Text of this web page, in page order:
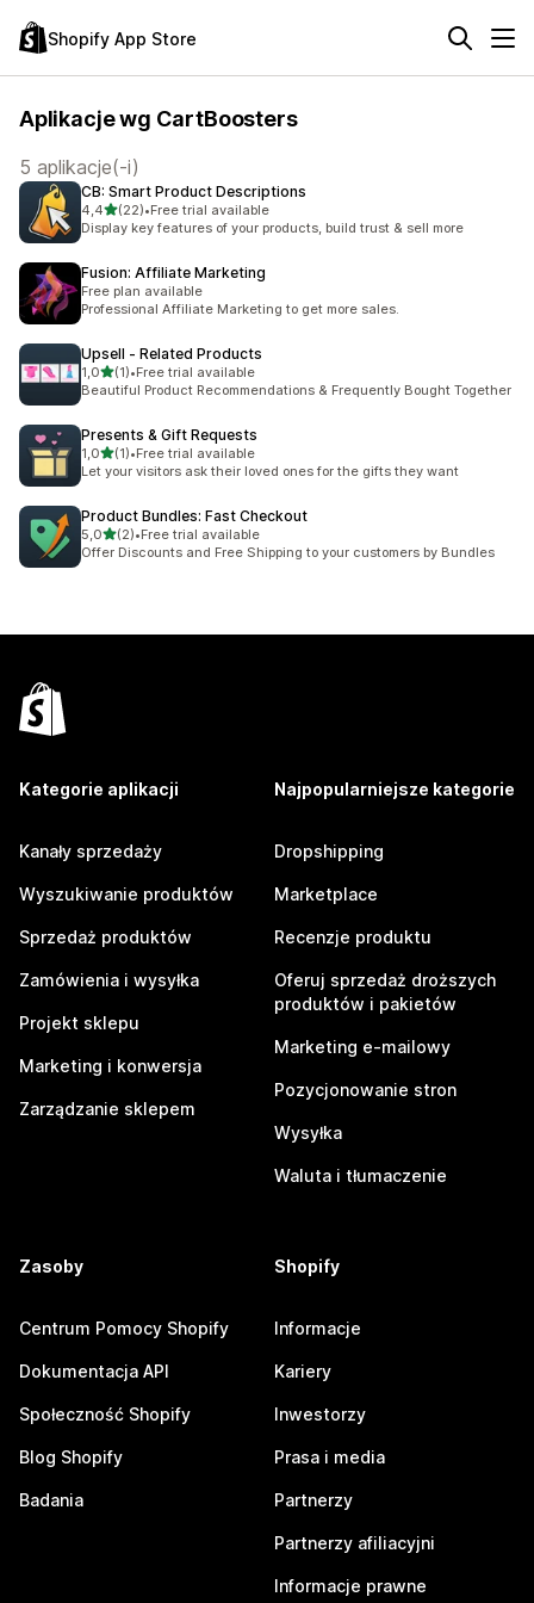
Shopify App Store
Aplikacje wg CartBoosters
5 aplikacje(-i)
CB: Smart Product Descriptions
4,4na 5 gwiazdek
(22)
Łączna liczba recenzji: 22
•Free trial available
Display key features of your products, build trust & sell more
Fusion: Affiliate Marketing
Free plan available
Professional Affiliate Marketing to get more sales.
Upsell ‑ Related Products
1,0na 5 gwiazdek
(1)
Łączna liczba recenzji: 1
•Free trial available
Beautiful Product Recommendations & Frequently Bought Together
Presents & Gift Requests
1,0na 5 gwiazdek
(1)
Łączna liczba recenzji: 1
•Free trial available
Let your visitors ask their loved ones for the gifts they want
Product Bundles: Fast Checkout
5,0na 5 gwiazdek
(2)
Łączna liczba recenzji: 2
•Free trial available
Offer Discounts and Free Shipping to your customers by Bundles
Kategorie aplikacji
Kanały sprzedaży
Wyszukiwanie produktów
Sprzedaż produktów
Zamówienia i wysyłka
Projekt sklepu
Marketing i konwersja
Zarządzanie sklepem
Najpopularniejsze kategorie
Dropshipping
Marketplace
Recenzje produktu
Oferuj sprzedaż droższych
produktów i pakietów
Marketing e-mailowy
Pozycjonowanie stron
Wysyłka
Waluta i tłumaczenie
Zasoby
Centrum Pomocy Shopify
Dokumentacja API
Społeczność Shopify
Blog Shopify
Badania
Shopify
Informacje
Kariery
Inwestorzy
Prasa i media
Partnerzy
Partnerzy afiliacyjni
Informacje prawne